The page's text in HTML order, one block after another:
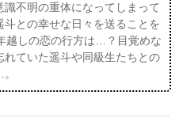
不明の重体になってしまって
との幸せな日々を送ることを
越しの恋の行方は…？目覚めな
ていた遥斗や同級生たちとの